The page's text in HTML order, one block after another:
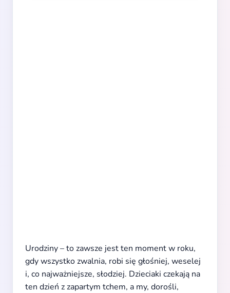
Urodziny – to zawsze jest ten moment w roku,
gdy wszystko zwalnia, robi się głośniej, weselej
i, co najważniejsze, słodziej. Dzieciaki czekają na
ten dzień z zapartym tchem, a my, dorośli,